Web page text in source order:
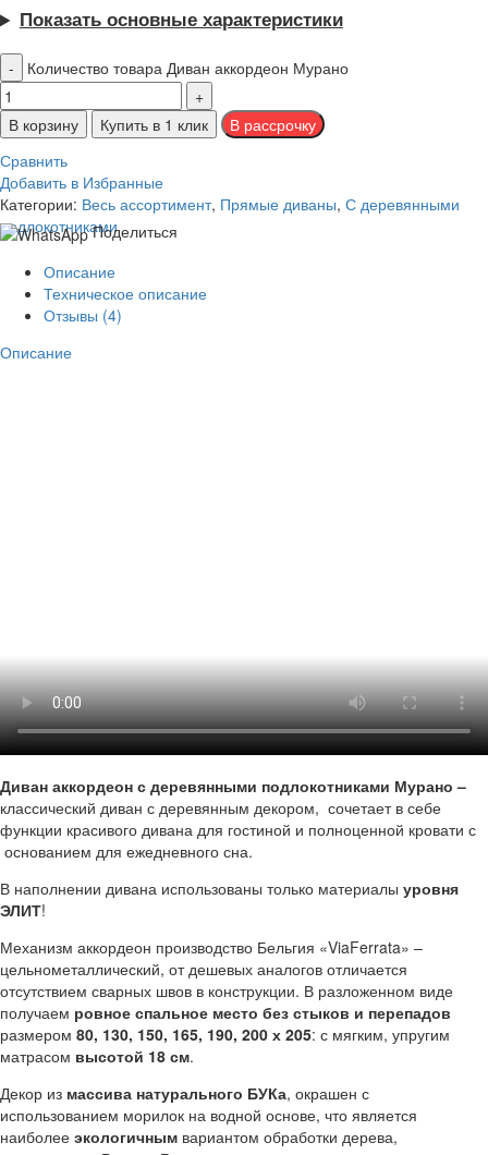
Показать основные характеристики
Количество товара Диван аккордеон Мурано
В корзину
Купить в 1 клик
Сравнить
Добавить в Избранные
Категории: Весь ассортимент, Прямые диваны, С деревянными
подлокотникамиПоделиться
Описание
Техническое описание
Отзывы (4)
Описание
Диван аккордеон с деревянными подлокотниками Мурано –
классический диван с деревянным декором, сочетает в себе
функции красивого дивана для гостиной и полноценной кровати с
основанием для ежедневного сна.
В наполнении дивана использованы только материалы уровня
ЭЛИТ!
Механизм аккордеон производство Бельгия «ViaFerrata» –
цельнометаллический, от дешевых аналогов отличается
отсутствием сварных швов в конструкции. В разложенном виде
получаем ровное спальное место без стыков и перепадов
размером 80, 130, 150, 165, 190, 200 х 205: с мягким, упругим
матрасом высотой 18 см.
Декор из массива натурального БУКа, окрашен с
использованием морилок на водной основе, что является
наиболее экологичным вариантом обработки дерева,